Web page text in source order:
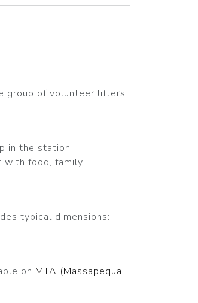
group of volunteer lifters
in the station
with food, family
typical dimensions:
on MTA (Massapequa